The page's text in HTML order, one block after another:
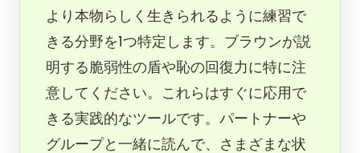
より本物らしく生きられるように練習で
きる分野を1つ特定します。ブラウンが説
明する脆弱性の盾や恥の回復力に特に注
意してください。これらはすぐに応用で
きる実践的なツールです。パートナーや
グループと一緒に読んで、さまざまな状